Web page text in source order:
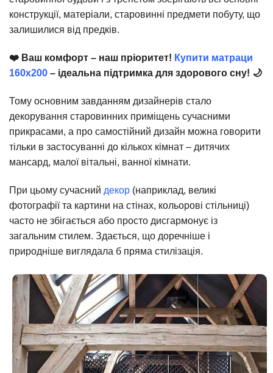
конструкції, матеріали, старовинні предмети побуту, що
залишилися від предків.
❤️ Ваш комфорт – наш пріоритет! Купити матраци
160х200 – ідеальна підтримка для здорового сну! 🌙
Тому основним завданням дизайнерів стало
декорування старовинних приміщень сучасними
прикрасами, а про самостійний дизайн можна говорити
тільки в застосуванні до кількох кімнат – дитячих
мансард, малої вітальні, ванної кімнати.
При цьому сучасний декор (наприклад, великі
фотографії та картини на стінах, кольорові стільниці)
часто не збігається або просто дисгармонує із
загальним стилем. Здається, що доречніше і
природніше виглядала б пряма стилізація.